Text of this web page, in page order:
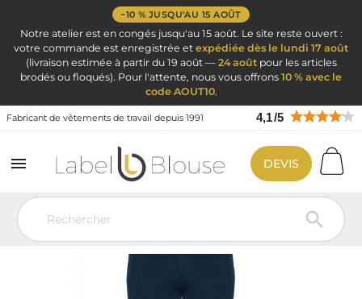
−10 % JUSQU'AU 15 AOÛT
Notre atelier est en congés jusqu'au 15 août. Le site reste ouvert :
votre commande est enregistrée et expédiée dès le lundi 17 août
(livraison estimée à partir du 19 août — 24 aoûtpour les articles
brodés ou floqués). Pour l'attente, nous vous offrons 10 % avec le
code AOUT10.
Fabricant de vêtements de travail depuis 1991 4,1/5


DEVIS
Vêtement de travail Vêtement Service Accueil & Hôtelier
Pantalon